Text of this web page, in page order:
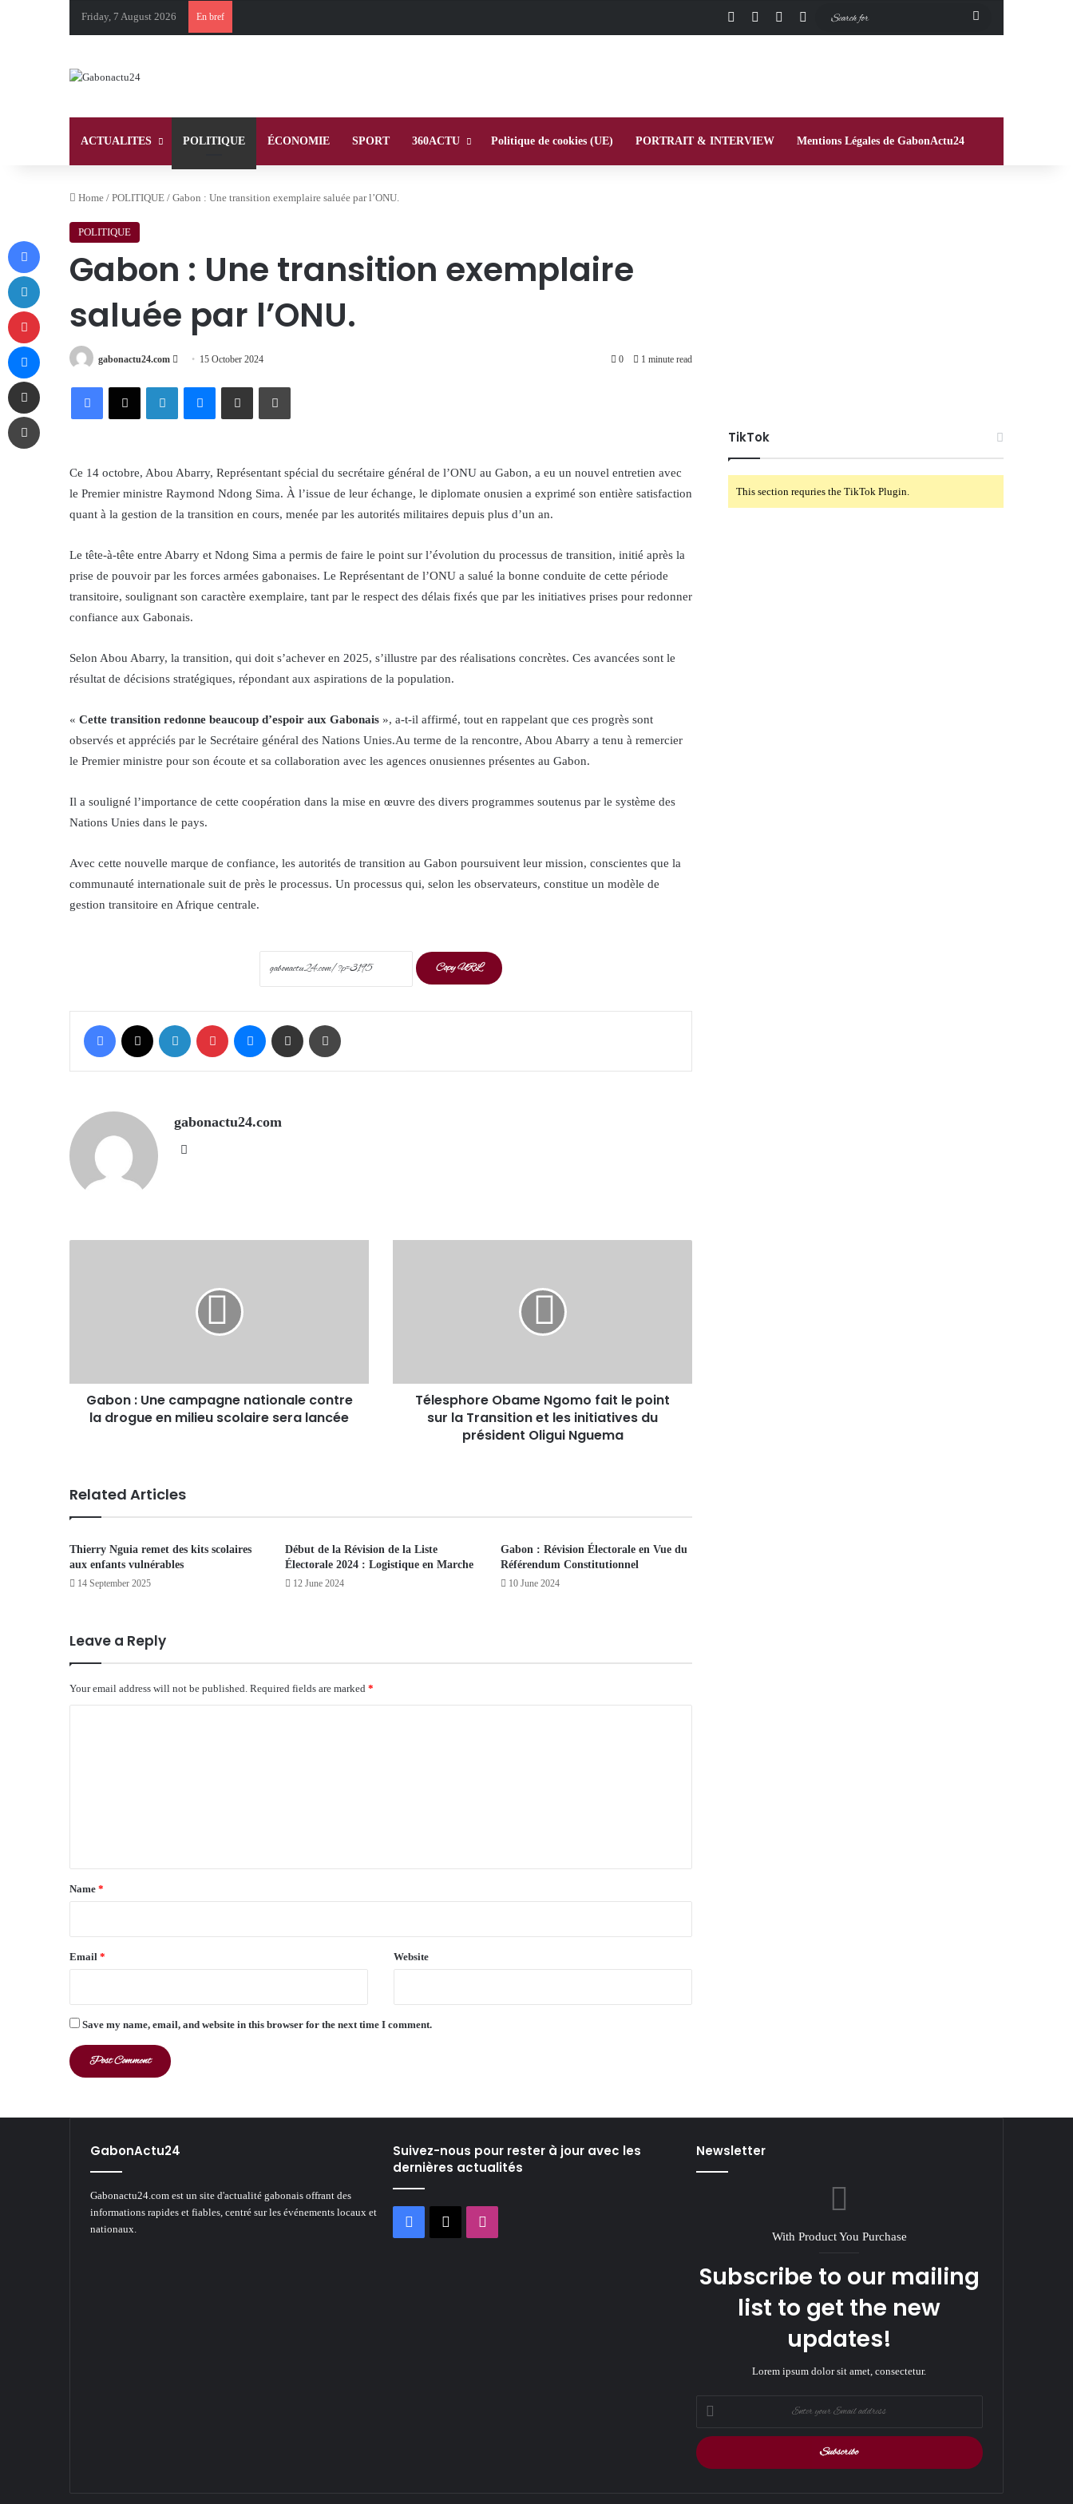
Friday, 7 August 2026 En bref Facebook InstagramSwitch skin
ACTUALITES POLITIQUE ÉCONOMIE SPORT 360ACTU Politique de cookies (UE) PORTRAIT & INTERVIEW Mentions Légales de GabonActu24
Home / POLITIQUE / Gabon : Une transition exemplaire saluée par l’ONU.
POLITIQUE
Gabon : Une transition exemplaire
saluée par l’ONU.
gabonactu24.com
Send 15 October 2024 0 1 minute read
FacebookX LinkedInMessengerShare via Email Print
Ce 14 octobre, Abou Abarry, Représentant spécial du secrétaire général de l’ONU au Gabon, a eu un nouvel entretien avec
le Premier ministre Raymond Ndong Sima. À l’issue de leur échange, le diplomate onusien a exprimé son entière satisfaction
quant à la gestion de la transition en cours, menée par les autorités militaires depuis plus d’un an.
Le tête-à-tête entre Abarry et Ndong Sima a permis de faire le point sur l’évolution du processus de transition, initié après la
prise de pouvoir par les forces armées gabonaises. Le Représentant de l’ONU a salué la bonne conduite de cette période
transitoire, soulignant son caractère exemplaire, tant par le respect des délais fixés que par les initiatives prises pour redonner
confiance aux Gabonais.
Selon Abou Abarry, la transition, qui doit s’achever en 2025, s’illustre par des réalisations concrètes. Ces avancées sont le
résultat de décisions stratégiques, répondant aux aspirations de la population.
« Cette transition redonne beaucoup d’espoir aux Gabonais », a-t-il affirmé, tout en rappelant que ces progrès sont
observés et appréciés par le Secrétaire général des Nations Unies.Au terme de la rencontre, Abou Abarry a tenu à remercier
le Premier ministre pour son écoute et sa collaboration avec les agences onusiennes présentes au Gabon.
Il a souligné l’importance de cette coopération dans la mise en œuvre des divers programmes soutenus par le système des
Nations Unies dans le pays.
Avec cette nouvelle marque de confiance, les autorités de transition au Gabon poursuivent leur mission, conscientes que la
communauté internationale suit de près le processus. Un processus qui, selon les observateurs, constitue un modèle de
gestion transitoire en Afrique centrale.
Copy URL
Facebook LinkedIn Pinterest Messenger Share via Email
gabonactu24.com
Gabon : Une campagne nationale contre
la drogue en milieu scolaire sera lancée
Télesphore Obame Ngomo fait le point
sur la Transition et les initiatives du
président Oligui Nguema
Related Articles
Thierry Nguia remet des kits scolaires
aux enfants vulnérables
14 September 2025
Début de la Révision de la Liste
Électorale 2024 : Logistique en Marche
12 June 2024
Gabon : Révision Électorale en Vue du
Référendum Constitutionnel
10 June 2024
Leave a Reply
Your email address will not be published. Required fields are marked *
*
Name *
Email * Website
Save my name, email, and website in this browser for the next time I comment.
TikTok
This section requries the TikTok Plugin.
GabonActu24
Gabonactu24.com est un site d'actualité gabonais offrant des
informations rapides et fiables, centré sur les événements locaux et
nationaux.
Suivez-nous pour rester à jour avec les
dernières actualités
Facebook
X
Newsletter
With Product You Purchase
Subscribe to our mailing
list to get the new
updates!
Lorem ipsum dolor sit amet, consectetur.
Enter
your
Email
address
Facebook
LinkedIn
Pinterest
Messenger